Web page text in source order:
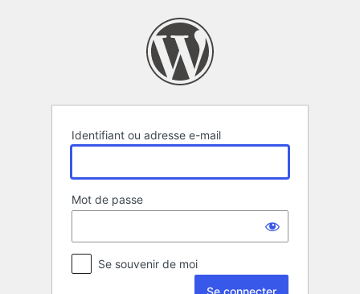
Identifiant ou adresse e-mail
Mot de passe
Se souvenir de moi